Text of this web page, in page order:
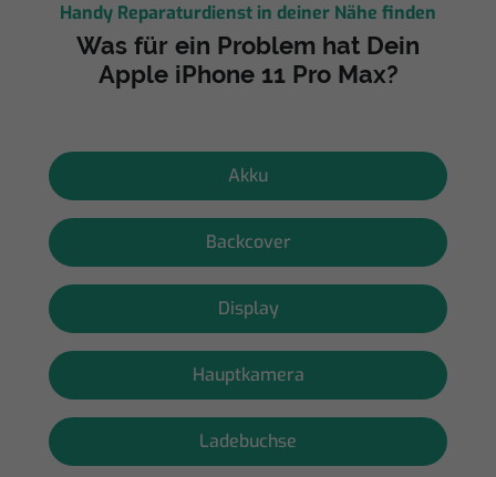
Selbst reparieren
Reparieren lassen
Shop
Handy Reparaturdienst in deiner Nähe finden
Was für ein Problem hat Dein
Apple iPhone 11 Pro Max?
Akku
Backcover
Display
Hauptkamera
Ladebuchse